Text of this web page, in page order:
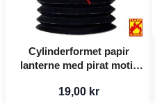
Cylinderformet papir
lanterne med pirat motiv
19,00 kr